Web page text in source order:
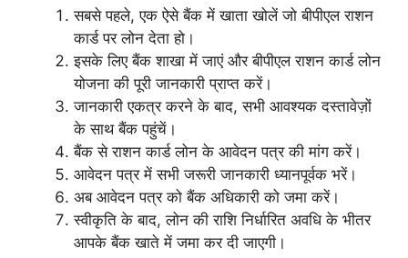
सबसे पहले, एक ऐसे बैंक में खाता खोलें जो बीपीएल राशन
कार्ड पर लोन देता हो।
इसके लिए बैंक शाखा में जाएं और बीपीएल राशन कार्ड लोन
योजना की पूरी जानकारी प्राप्त करें।
जानकारी एकत्र करने के बाद, सभी आवश्यक दस्तावेज़ों
के साथ बैंक पहुंचें।
बैंक से राशन कार्ड लोन के आवेदन पत्र की मांग करें।
आवेदन पत्र में सभी जरूरी जानकारी ध्यानपूर्वक भरें।
अब आवेदन पत्र को बैंक अधिकारी को जमा करें।
स्वीकृति के बाद, लोन की राशि निर्धारित अवधि के भीतर
आपके बैंक खाते में जमा कर दी जाएगी।